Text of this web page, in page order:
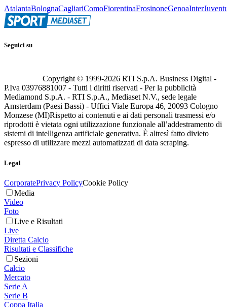
AtalantaBolognaCagliariComoFiorentinaFrosinoneGenoaInter
Seguici su
Copyright © 1999-2026 RTI S.p.A. Business Digital -
P.Iva 03976881007 - Tutti i diritti riservati - Per la pubblicità
Mediamond S.p.A. - RTI S.p.A., Mediaset N.V., sede legale
Amsterdam (Paesi Bassi) - Uffici Viale Europa 46, 20093 Cologno
Monzese (MI)Rispetto ai contenuti e ai dati personali trasmessi e/o
riprodotti è vietata ogni utilizzazione funzionale all’addestramento di
sistemi di intelligenza artificiale generativa. È altresì fatto divieto
espresso di utilizzare mezzi automatizzati di data scraping.
Legal
CorporatePrivacy PolicyCookie Policy
Media
Video
Foto
Live e Risultati
Live
Diretta Calcio
Risultati e Classifiche
Sezioni
Calcio
Mercato
Serie A
Serie B
Coppa Italia